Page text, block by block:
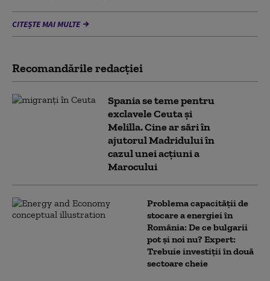
CITEȘTE MAI MULTE
Recomandările redacţiei
Spania se teme pentru
exclavele Ceuta și
Melilla. Cine ar sări în
ajutorul Madridului în
cazul unei acțiuni a
Marocului
Problema capacității de
stocare a energiei în
România: De ce bulgarii
pot și noi nu? Expert:
Trebuie investiții în două
sectoare cheie